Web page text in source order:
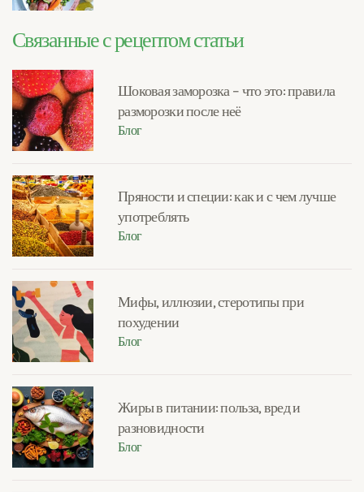
Связанные с рецептом статьи
Шоковая заморозка – что это: правила
разморозки после неё
Блог
Пряности и специи: как и с чем лучше
употреблять
Блог
Мифы, иллюзии, стеротипы при
похудении
Блог
Жиры в питании: польза, вред и
разновидности
Блог